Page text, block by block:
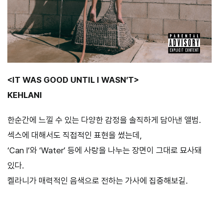
<IT WAS GOOD UNTIL I WASN’T>
KEHLANI
한순간에 느낄 수 있는 다양한 감정을 솔직하게 담아낸 앨범.
섹스에 대해서도 직접적인 표현을 썼는데,
‘Can I’와 ‘Water’ 등에 사랑을 나누는 장면이 그대로 묘사돼
있다.
켈라니가 매력적인 음색으로 전하는 가사에 집중해보길.